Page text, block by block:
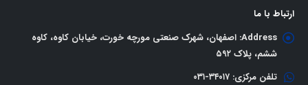
ارتباط با ما
Address: اصفهان، شهرک صنعتی مورچه خورت، خیابان کاوه، کاوه
ششم، پلاک ٥٩٢
تلفن مرکزی: ٣٤٠١٧-٠٣١